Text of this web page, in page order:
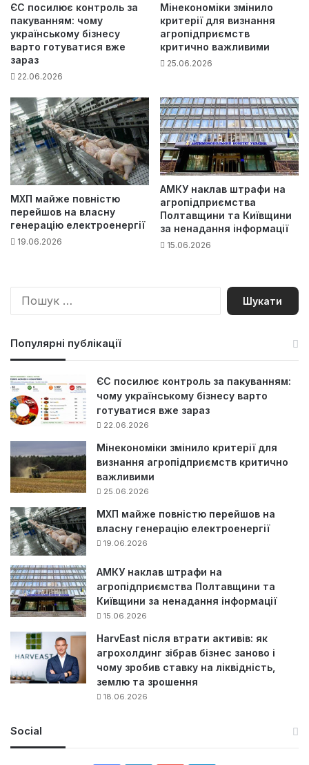
ЄС посилює контроль за
пакуванням: чому
українському бізнесу
варто готуватися вже
зараз
22.06.2026
Мінекономіки змінило
критерії для визнання
агропідприємств
критично важливими
25.06.2026
МХП майже повністю
перейшов на власну
генерацію електроенергії
19.06.2026
АМКУ наклав штрафи на
агропідприємства
Полтавщини та Київщини
за ненадання інформації
15.06.2026
П
Популярні публікації
ЄС посилює контроль за пакуванням:
чому українському бізнесу варто
готуватися вже зараз
22.06.2026
Мінекономіки змінило критерії для
визнання агропідприємств критично
важливими
25.06.2026
МХП майже повністю перейшов на
власну генерацію електроенергії
19.06.2026
АМКУ наклав штрафи на
агропідприємства Полтавщини та
Київщини за ненадання інформації
15.06.2026
HarvEast після втрати активів: як
агрохолдинг зібрав бізнес заново і
чому зробив ставку на ліквідність,
землю та зрошення
18.06.2026
Social